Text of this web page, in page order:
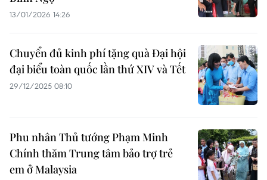
13/01/2026 14:26
Chuyển đủ kinh phí tặng quà Đại hội
đại biểu toàn quốc lần thứ XIV và Tết
29/12/2025 08:10
Phu nhân Thủ tướng Phạm Minh
Chính thăm Trung tâm bảo trợ trẻ
em ở Malaysia